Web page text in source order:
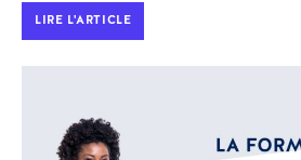
LIRE L'ARTICLE